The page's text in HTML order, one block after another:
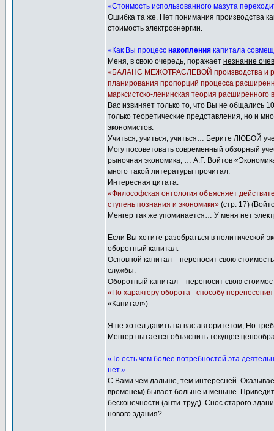
«Стоимость использованного мазута
Ошибка та же. Нет понимания производства
стоимость электроэнергии.
«Как Вы процесс накопления капитала
Меня, в свою очередь, поражает незнание
«БАЛАНС МЕЖОТРАСЛЕВОЙ производства и
планирования пропорций процесса
марксистско-ленинская теория расширенного
Вас извиняет только то, что Вы не общались
только теоретические представления, но и
экономистов.
Учиться, учиться, учиться… Берите ЛЮБОЙ
Могу посоветовать современный обзорный
рыночная экономика, … А.Г. Войтов
много такой литературы прочитал.
Интересная цитата:
«Философская онтология объясняет
ступень познания и экономики» (стр. 17)
Менгер так же упоминается… У меня нет
Если Вы хотите разобраться в политической
оборотный капитал.
Основной капитал – переносит свою
службы.
Оборотный капитал – переносит свою
«По характеру оборота - способу
«Капитал»)
Я не хотел давить на вас авторитетом, Но
Менгер пытается объяснить текущее
«То есть чем более потребностей эта
нет.»
С Вами чем дальше, тем интересней.
временем) бывает больше и меньше.
бесконечности (анти-труд). Снос старого
нового здания?